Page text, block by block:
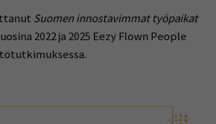
Suomen innostavimmat työpaikat
2022 ja 2025 Eezy Flown People